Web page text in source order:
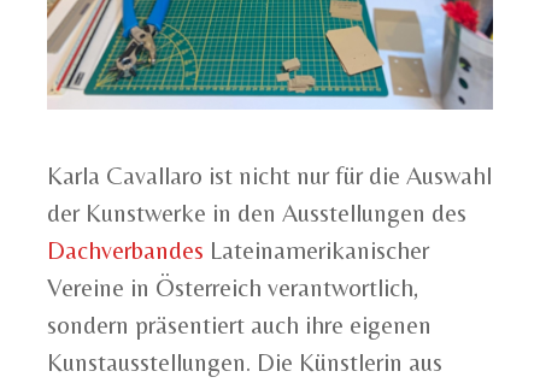
Karla Cavallaro ist nicht nur für die Auswahl
der Kunstwerke in den Ausstellungen des
Dachverbandes Lateinamerikanischer
Vereine in Österreich verantwortlich,
sondern präsentiert auch ihre eigenen
Kunstausstellungen. Die Künstlerin aus